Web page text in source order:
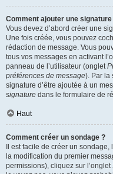
Comment ajouter une
Vous devez d’abord créer une
Une fois créée, vous pouvez
rédaction de message. Vous
tous vos messages en activant
panneau de l’utilisateur (onglet
préférences de message). Par la
signature d’être ajoutée à un
signature dans le formulaire de
Haut
Comment créer un sondage ?
Il est facile de créer un
la modification du premier
permissions), cliquez sur l’onglet